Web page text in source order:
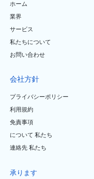
ホーム
業界
サービス
私たちについて
お問い合わせ
会社方針
プライバシーポリシー
利用規約
免責事項
について 私たち
連絡先 私たち
承ります